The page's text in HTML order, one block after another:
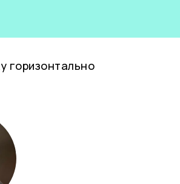
горизонтально